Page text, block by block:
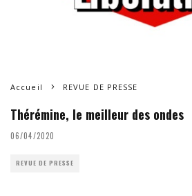
Accueil REVUE DE PRESSE
Thérémine, le meilleur des ondes
06/04/2020
REVUE DE PRESSE